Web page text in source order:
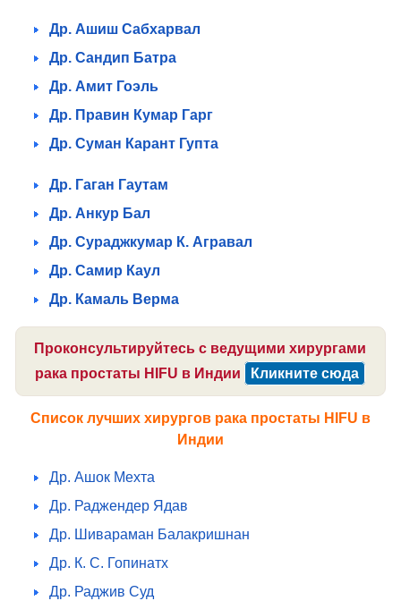
Др. Ашиш Сабхарвал
Др. Сандип Батра
Др. Амит Гоэль
Др. Правин Кумар Гарг
Др. Суман Карант Гупта
Др. Гаган Гаутам
Др. Анкур Бал
Др. Сураджкумар К. Агравал
Др. Самир Каул
Др. Камаль Верма
Проконсультируйтесь с ведущими хирургами
рака простаты HIFU в Индии
Кликните сюда
Список лучших хирургов рака простаты HIFU в
Индии
Др. Ашок Мехта
Др. Раджендер Ядав
Др. Шивараман Балакришнан
Др. К. С. Гопинатх
Др. Раджив Суд